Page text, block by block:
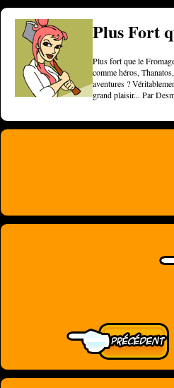
Plus Fort
Plus fort que le
comme héros,
aventures ?
grand plaisir... Par